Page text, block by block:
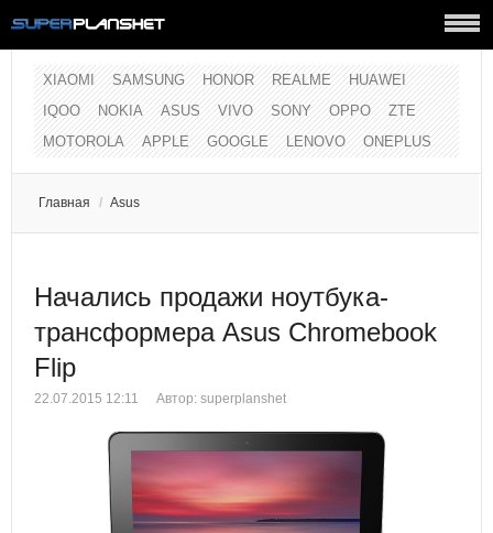
XIAOMI SAMSUNG HONOR REALME
HUAWEI
IQOO
NOKIA ASUS VIVO SONY OPPO
ZTE
MOTOROLA
APPLE GOOGLE LENOVO ONEPLUS
Главная / Asus
Начались продажи ноутбука-
трансформера Asus Chromebook
Flip
22.07.2015 12:11 Автор: superplanshet